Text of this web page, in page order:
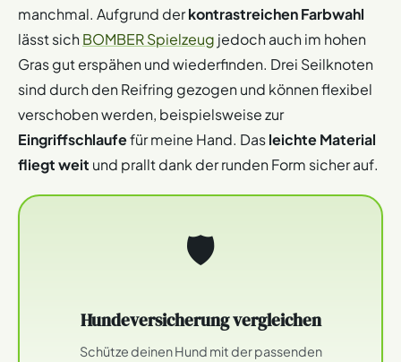
manchmal. Aufgrund derkontrastreichen Farbwahl
lässt sichBOMBER Spielzeug jedoch auch im hohen
Gras gut erspähen und wiederfinden. Drei Seilknoten
sind durch den Reifring gezogen und können flexibel
verschoben werden, beispielsweise zur
Eingriffschlaufefür meine Hand. Dasleichte Material
fliegt weit und prallt dank der runden Form sicher auf.
🛡
Hundeversicherung vergleichen
Schütze deinen Hund mit der passenden